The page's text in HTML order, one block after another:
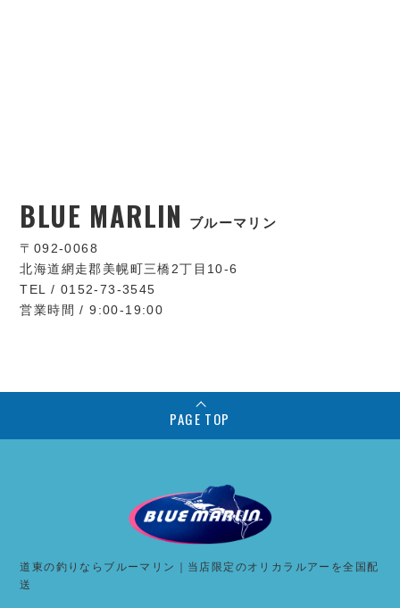
BLUE MARLIN ブルーマリン
〒092-0068
北海道網走郡美幌町三橋2丁目10-6
TEL / 0152-73-3545
営業時間 / 9:00-19:00
PAGE TOP
道東の釣りならブルーマリン｜当店限定のオリカラルアーを全国配
送